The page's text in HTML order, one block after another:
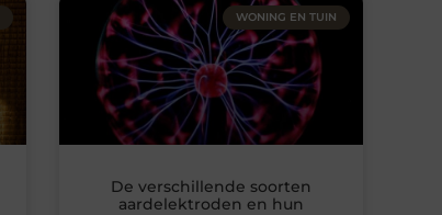
WONING EN TUIN
De verschillende soorten
aardelektroden en hun